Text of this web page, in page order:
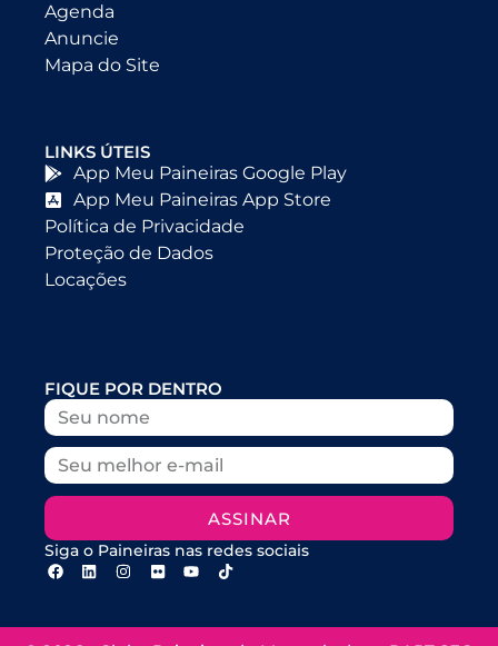
Agenda
Anuncie
Mapa do Site
LINKS ÚTEIS
App Meu Paineiras Google Play
App Meu Paineiras App Store
Política de Privacidade
Proteção de Dados
Locações
FIQUE POR DENTRO
ASSINAR
Siga o Paineiras nas redes sociais